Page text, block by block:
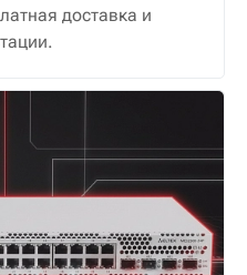
доставка и